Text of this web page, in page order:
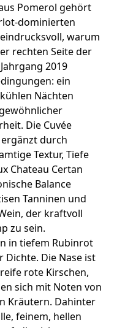
Pomerol gehört
dominierten
warum
rechten Seite der
2019
ein
Nächten
Die Cuvée
durch
Textur, Tiefe
Chateau Certan
Balance
Tanninen und
der kraftvoll
zu sein.
in tiefem Rubinrot
Die Nase ist
rote Kirschen,
sich mit Noten von
Kräutern. Dahinter
feinem, hellen